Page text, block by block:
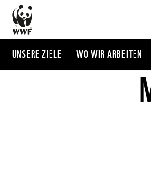
Direkt
zum
Inhalt
UNSERE ZIELE WO WIR ARBEITEN